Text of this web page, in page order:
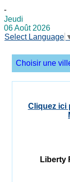
-
Jeudi
06 Août 2026
Select Language
Choisir une
Cliquez ici
Liberty